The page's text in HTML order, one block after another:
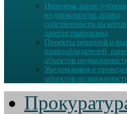
Перечень ранее
недвижимости, право
собственности на
зарегистрированы
Проекты решений о
правообладателей,
объектов
Уведомления о
объектов